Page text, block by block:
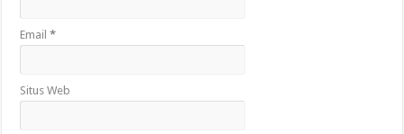
Email*
Situs Web